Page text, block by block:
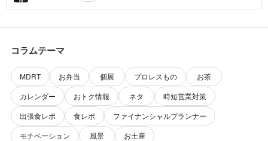
コラムテーマ
MDRT お弁当 個展 プロレスもの
お茶
カレンダー
おトク情報 ネタ
時短営業対策
出張食レポ
食レポ
ファイナンシャルプランナー
モチベーション
風景 お土産